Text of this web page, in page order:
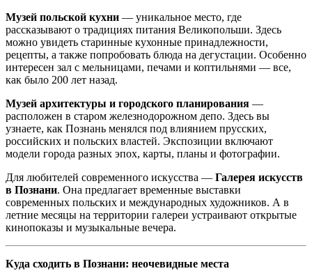
Музей польской кухни — уникальное место, где
рассказывают о традициях питания Великопольши. Здесь
можно увидеть старинные кухонные принадлежности,
рецепты, а также попробовать блюда на дегустации. Особенно
интересен зал с мельницами, печами и коптильнями — все,
как было 200 лет назад.
Музей архитектуры и городского планирования —
расположен в старом железнодорожном депо. Здесь вы
узнаете, как Познань менялся под влиянием прусских,
российских и польских властей. Экспозиции включают
модели города разных эпох, карты, планы и фотографии.
Для любителей современного искусства — Галерея искусств
в Познани. Она предлагает временные выставки
современных польских и международных художников. А в
летние месяцы на территории галереи устраивают открытые
кинопоказы и музыкальные вечера.
Куда сходить в Познани: неочевидные места